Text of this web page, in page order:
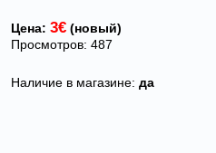
Цена: 3€ (новый)
Просмотров: 487
Наличие в магазине: да